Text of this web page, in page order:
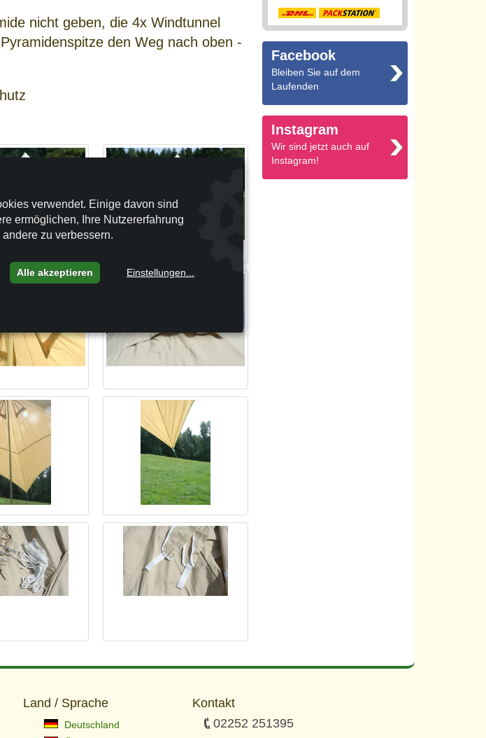
nicht geben, die 4x Windtunnel
den Weg nach oben -
Facebook
Bleiben Sie auf dem
Laufenden
Instagram
Wir sind jetzt auch auf
Instagram!
Land / Sprache
Deutschland
Kontakt
02252 251395
verwendet. Einige davon sind
ermöglichen, Ihre Nutzererfahrung
zu verbessern.
Alle akzeptieren Einstellungen